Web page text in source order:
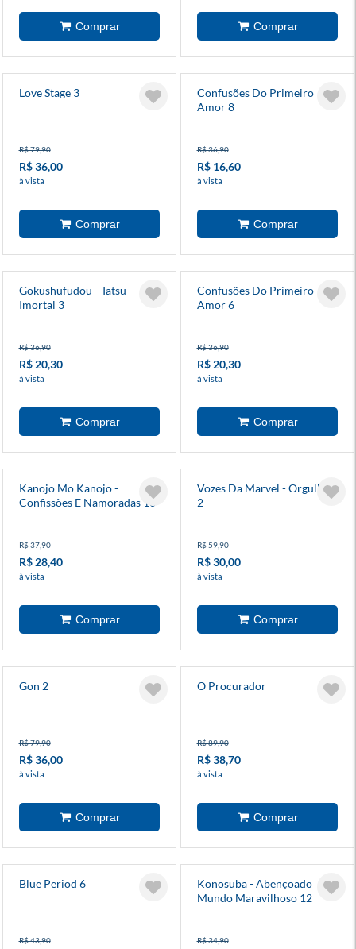
Love Stage 3
R$ 79,90
R$ 36,00
à vista
Confusões Do Primeiro
Amor 8
R$ 36,90
R$ 16,60
à vista
Gokushufudou - Tatsu
Imortal 3
R$ 36,90
R$ 20,30
à vista
Confusões Do Primeiro
Amor 6
R$ 36,90
R$ 20,30
à vista
Kanojo Mo Kanojo -
Confissões E Namoradas 10
R$ 37,90
R$ 28,40
à vista
Vozes Da Marvel - Orgulho
2
R$ 59,90
R$ 30,00
à vista
Gon 2
R$ 79,90
R$ 36,00
à vista
O Procurador
R$ 89,90
R$ 38,70
à vista
Blue Period 6
R$ 43,90
Konosuba - Abençoado
Mundo Maravilhoso 12
R$ 34,90